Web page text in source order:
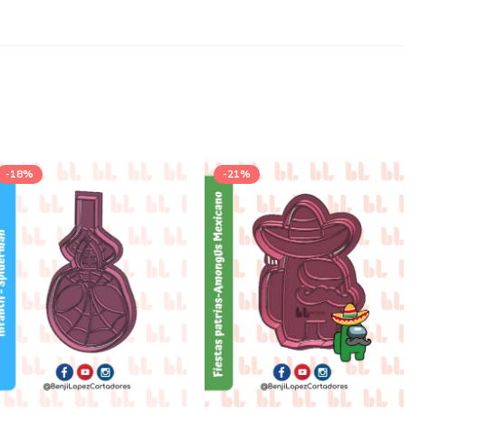
-18% -21%